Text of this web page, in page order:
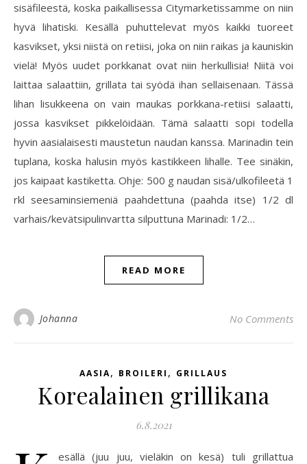
sisäfileestä, koska paikallisessa Citymarketissamme on niin
hyvä lihatiski. Kesällä puhuttelevat myös kaikki tuoreet
kasvikset, yksi niistä on retiisi, joka on niin raikas ja kauniskin
vielä! Myös uudet porkkanat ovat niin herkullisia! Niitä voi
laittaa salaattiin, grillata tai syödä ihan sellaisenaan. Tässä
lihan lisukkeena on vain maukas porkkana-retiisi salaatti,
jossa kasvikset pikkelöidään. Tämä salaatti sopi todella
hyvin aasialaisesti maustetun naudan kanssa. Marinadin tein
tuplana, koska halusin myös kastikkeen lihalle. Tee sinäkin,
jos kaipaat kastiketta. Ohje: 500 g naudan sisä/ulkofileetä 1
rkl seesaminsiemeniä paahdettuna (paahda itse) 1/2 dl
varhais/kevätsipulinvartta silputtuna Marinadi: 1/2…
READ MORE
Johanna No Comments
AASIA, BROILERI , GRILLAUS
Korealainen grillikana
6.8.2021
esällä (juu juu, vieläkin on kesä) tuli grillattua